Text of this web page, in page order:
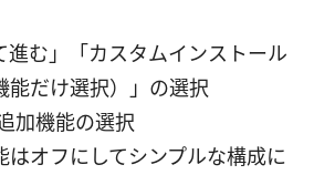
進む」「カスタムインストール
能だけ選択）」の選択
加機能の選択
はオフにしてシンプルな構成に